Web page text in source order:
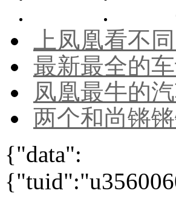
上凤凰看不
最新最全的
凤凰最牛的
两个和尚锵
{"data":